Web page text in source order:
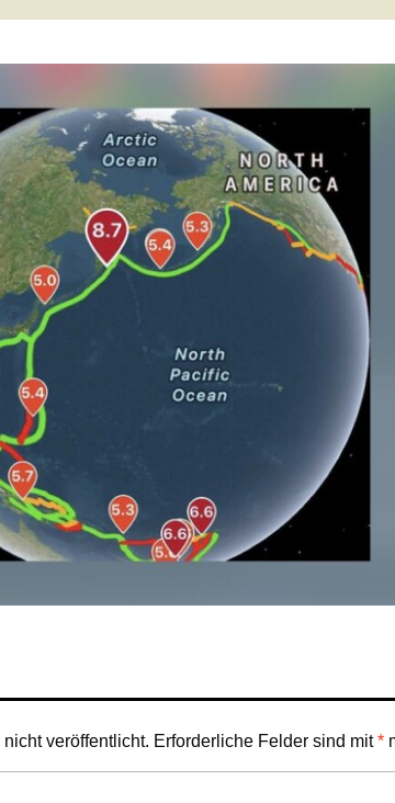
veröffentlicht. Erforderliche Felder sind mit*